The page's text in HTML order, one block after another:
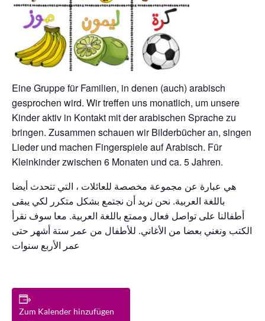
Eine Gruppe für Familien, in denen (auch) arabisch
gesprochen wird. Wir treffen uns monatlich, um unsere
Kinder aktiv in Kontakt mit der arabischen Sprache zu
bringen. Zusammen schauen wir Bilderbücher an, singen
Lieder und machen Fingerspiele auf Arabisch. Für
Kleinkinder zwischen 6 Monaten und ca. 5 Jahren.
هي عبارة عن مجموعة مخصصة للعائلات ، التي تتحدث أيضا
باللغة العربية. نحن نريد أن نجتمع بشكل متكرر لكي يبقى
أطفالنا على تواصل فعال وممتع باللغة العربية. معا سوف نقرأ
الكتب ونغني بعضا من الأغاني. للأطفال من عمر ستة أشهر حتى
عمر الأربع سنوات
Zum Kalender hinzufügen